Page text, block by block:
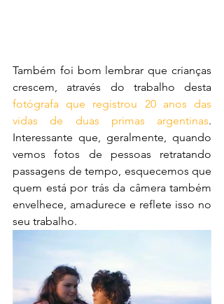
Também foi bom lembrar que crianças
fotógrafa que registrou 20 anos das
vidas de duas primas argentinas.
Interessante que, geralmente, quando
vemos fotos de pessoas retratando
passagens de tempo, esquecemos que
quem está por trás da câmera também
envelhece, amadurece e reflete isso no
seu trabalho.